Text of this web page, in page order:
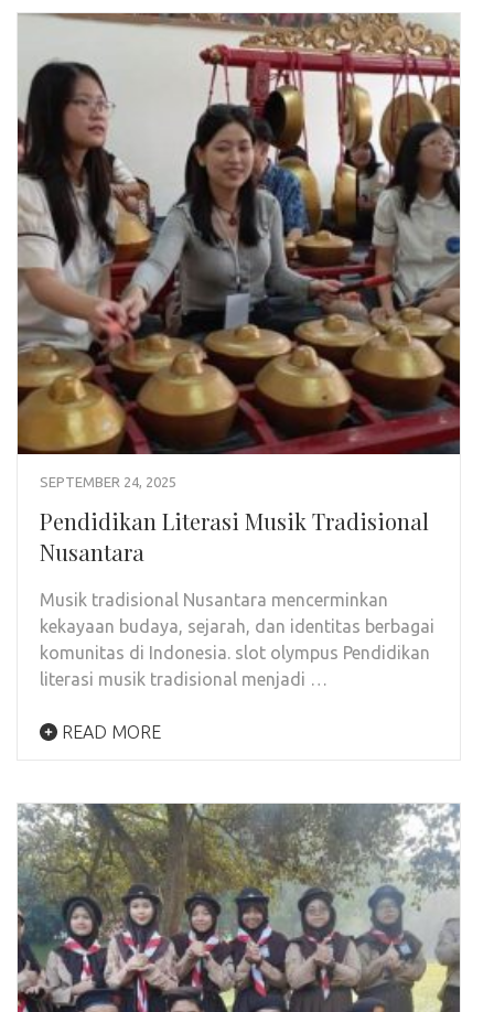
SEPTEMBER 24, 2025
Pendidikan Literasi Musik Tradisional
Nusantara
Musik tradisional Nusantara mencerminkan
kekayaan budaya, sejarah, dan identitas berbagai
komunitas di Indonesia. slot olympus Pendidikan
literasi musik tradisional menjadi …
READ MORE